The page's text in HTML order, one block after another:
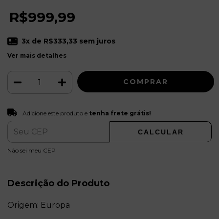
R$999,99
3x de R$333,33 sem juros
Ver mais detalhes
Adicione este produto etenha frete grátis!
Entregas para o CEP: ALTERAR CEP
Adicione este produto e tenha frete grátis!
CALCULAR
Não sei meu CEP
Descrição do Produto
Origem: Europa